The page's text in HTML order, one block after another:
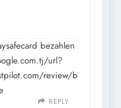
bezahlen
url?
review/b
REPLY